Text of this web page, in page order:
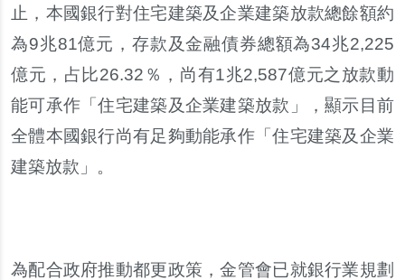
止 ， 本國銀行對住宅建築及企業建築放款總餘額約
為9兆81億元 ， 存款及金融債券總額為34兆2,225
億元 ， 占比26.32 ％， 尚有1兆2,587億元之放款動
能可承作 「住宅建築及企業建築放款 」，顯示目前
全體本國銀行尚有足夠動能承作 「住宅建築及企業
建築放款 」。
為配合政府推動都更政策 ，金管會已就銀行業規劃